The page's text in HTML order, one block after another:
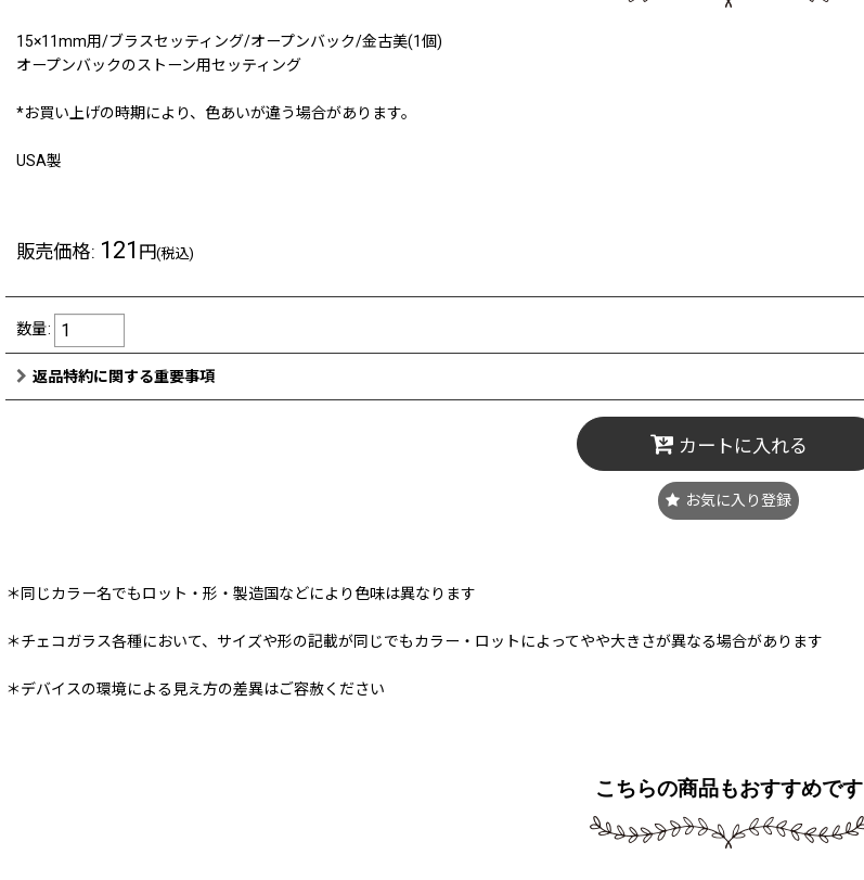
15×11mm用/ブラスセッティング/オープンバック/金古美(1個)
オープンバックのストーン用セッティング
*お買い上げの時期により、色あいが違う場合があります。
USA製
販売価格: 121 円(税込)
数量:
返品特約に関する重要事項
カートに入れる
お気に入り登録
＊同じカラー名でもロット・形・製造国などにより色味は異なります
＊チェコガラス各種において、サイズや形の記載が同じでもカラー・ロットによってやや大きさが異なる場合があります
＊デバイスの環境による見え方の差異はご容赦ください
こちらの商品もおすすめです